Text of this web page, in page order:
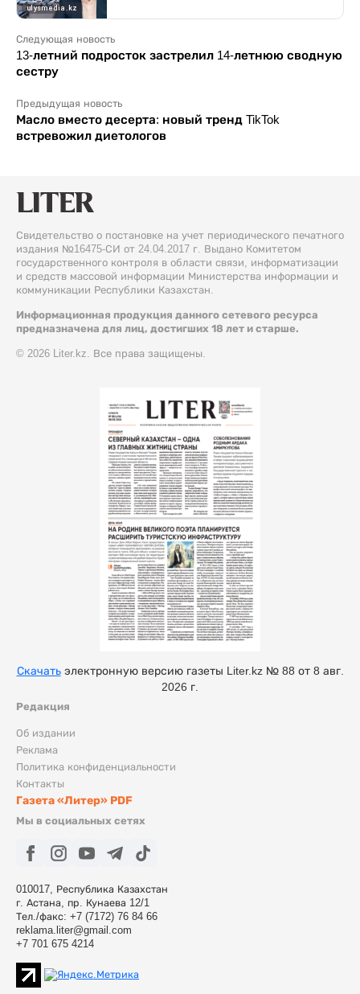
Следующая новость
13-летний подросток застрелил 14-летнюю сводную
сестру
Предыдущая новость
Масло вместо десерта: новый тренд TikTok
встревожил диетологов
Свидетельство о постановке на учет периодического печатного
издания №16475-СИ от 24.04.2017 г. Выдано Комитетом
государственного контроля в области связи, информатизации
и средств массовой информации Министерства информации и
коммуникации Республики Казахстан.
Информационная продукция данного сетевого ресурса
предназначена для лиц, достигших 18 лет и старше.
© 2026 Liter.kz. Все права защищены.
Редакция
Об издании
Реклама
Политика конфиденциальности
Контакты
Газета «Литер» PDF
Мы в социальных сетях
010017, Республика Казахстан
г. Астана, пр. Кунаева 12/1
Тел./факс: +7 (7172) 76 84 66
reklama.liter@gmail.com
+7 701 675 4214
Скачатьэлектронную версию газеты Liter.kz № 88 от 8 авг.
2026 г.